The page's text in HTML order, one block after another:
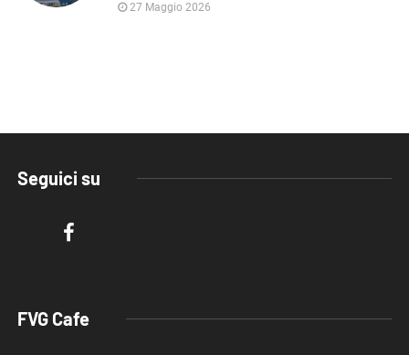
27 Maggio 2026
Seguici su
FVG Cafe